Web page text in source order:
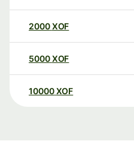
2000XOF
5000XOF
10000 XOF